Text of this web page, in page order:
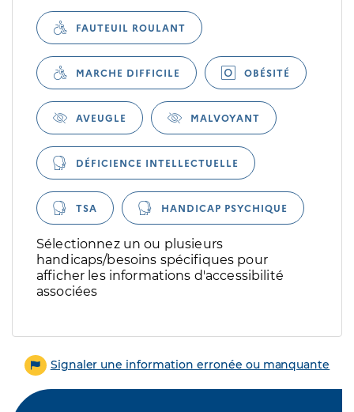
FAUTEUIL ROULANT
MARCHE DIFFICILE OBÉSITÉ
AVEUGLE MALVOYANT
DÉFICIENCE INTELLECTUELLE
TSA HANDICAP PSYCHIQUE
Sélectionnez un ou plusieurs
handicaps/besoins spécifiques pour
afficher les informations d'accessibilité
associées
Signaler une information erronée ou manquante